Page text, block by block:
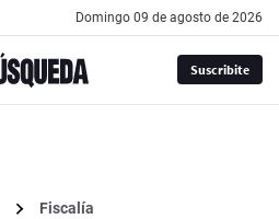
domingo 09 de agosto de 2026
Suscribite
Fiscalía